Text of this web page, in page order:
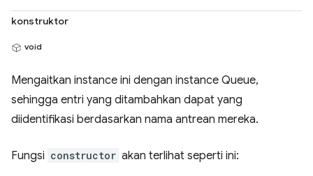
konstruktor
void
Mengaitkan instance ini dengan instance Queue,
sehingga entri yang ditambahkan dapat yang
diidentifikasi berdasarkan nama antrean mereka.
Fungsi constructor akan terlihat seperti ini: